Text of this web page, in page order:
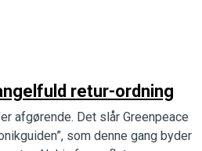
retur-ordning
afgørende. Det slår Greenpeace
som denne gang byder